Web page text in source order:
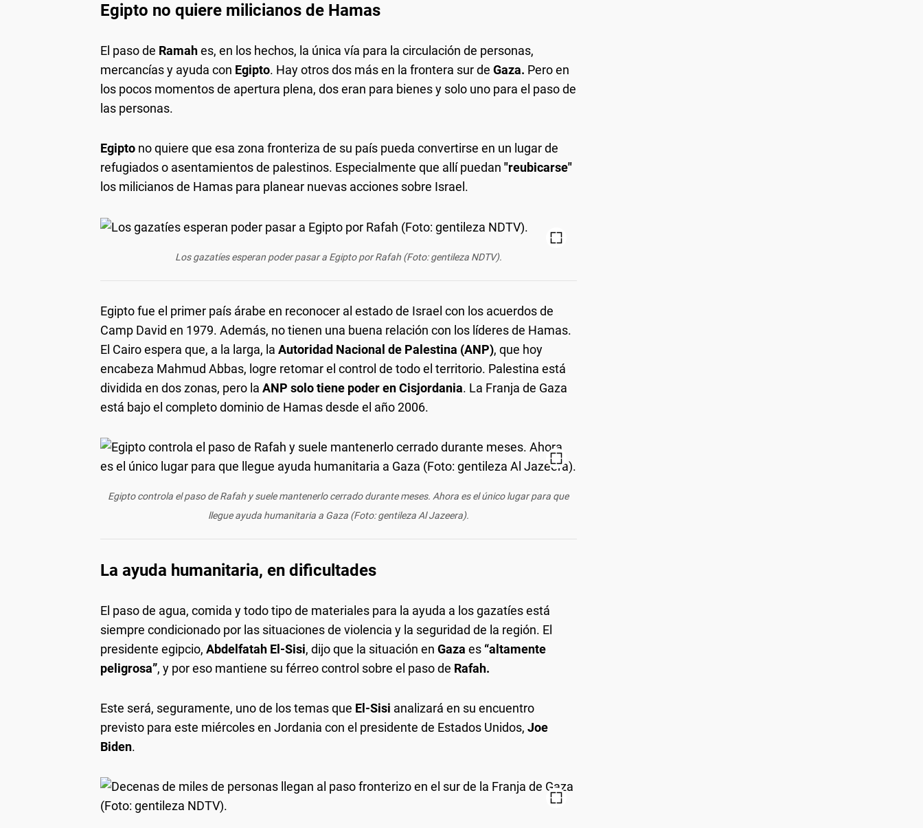
Egipto no quiere milicianos de Hamas
El paso de Ramahes, en los hechos, la única vía para la circulación de personas,
mercancías y ayuda con Egipto. Hay otros dos más en la frontera sur de Gaza. Pero en
los pocos momentos de apertura plena, dos eran para bienes y solo uno para el paso de
las personas.
Egipto no quiere que esa zona fronteriza de su país pueda convertirse en un lugar de
refugiados o asentamientos de palestinos. Especialmente que allí puedan "reubicarse"
los milicianos de Hamas para planear nuevas acciones sobre Israel.
Los gazatíes esperan poder pasar a Egipto por Rafah (Foto: gentileza NDTV).
Egipto fue el primer país árabe en reconocer al estado de Israel con los acuerdos de
Camp David en 1979. Además, no tienen una buena relación con los líderes de Hamas.
El Cairo espera que, a la larga, la Autoridad Nacional de Palestina (ANP), que hoy
encabeza Mahmud Abbas, logre retomar el control de todo el territorio. Palestina está
dividida en dos zonas, pero la ANP solo tiene poder en Cisjordania. La Franja de Gaza
está bajo el completo dominio de Hamas desde el año 2006.
Egipto controla el paso de Rafah y suele mantenerlo cerrado durante meses. Ahora es el único lugar para que
llegue ayuda humanitaria a Gaza (Foto: gentileza Al Jazeera).
La ayuda humanitaria, en dificultades
El paso de agua, comida y todo tipo de materiales para la ayuda a los gazatíes está
siempre condicionado por las situaciones de violencia y la seguridad de la región. El
presidente egipcio, Abdelfatah El-Sisi, dijo que la situación en Gaza es “altamente
peligrosa”, y por eso mantiene su férreo control sobre el paso de Rafah.
Este será, seguramente, uno de los temas que El-Sisi analizará en su encuentro
previsto para este miércoles en Jordania con el presidente de Estados Unidos, Joe
Biden.